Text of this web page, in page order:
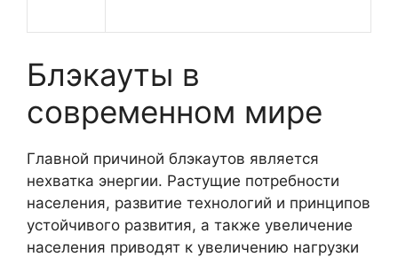
Блэкауты в
современном мире
Главной причиной блэкаутов является
нехватка энергии. Растущие потребности
населения, развитие технологий и принципов
устойчивого развития, а также увеличение
населения приводят к увеличению нагрузки